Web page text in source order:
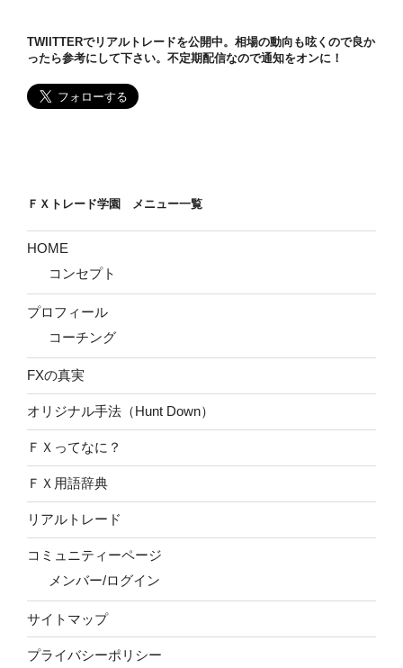
TWIITTERでリアルトレードを公開中。相場の動向も呟くので良か
ったら参考にして下さい。不定期配信なので通知をオンに！
ＦＸトレード学園 メニュー一覧
HOME
コンセプト
プロフィール
コーチング
FXの真実
オリジナル手法（Hunt Down）
ＦＸってなに？
ＦＸ用語辞典
リアルトレード
コミュニティーページ
メンバー/ログイン
サイトマップ
プライバシーポリシー